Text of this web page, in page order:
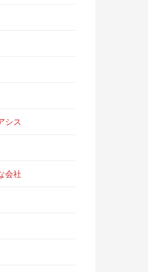
シス
会社